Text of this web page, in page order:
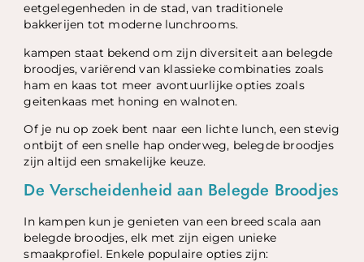
eetgelegenheden in de stad, van traditionele
bakkerijen tot moderne lunchrooms.
kampen staat bekend om zijn diversiteit aan belegde
broodjes, variërend van klassieke combinaties zoals
ham en kaas tot meer avontuurlijke opties zoals
geitenkaas met honing en walnoten.
Of je nu op zoek bent naar een lichte lunch, een stevig
ontbijt of een snelle hap onderweg, belegde broodjes
zijn altijd een smakelijke keuze.
De Verscheidenheid aan Belegde Broodjes
In kampen kun je genieten van een breed scala aan
belegde broodjes, elk met zijn eigen unieke
smaakprofiel. Enkele populaire opties zijn: